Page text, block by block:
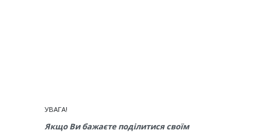
УВАГА!
Якщо Ви бажаєте поділитися своїм